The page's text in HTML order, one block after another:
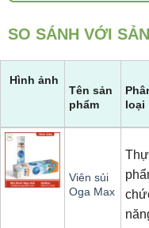
SO SÁNH VỚI
Hình ảnh
Tên sản
phẩm
loại
Viên sủi
Oga Max